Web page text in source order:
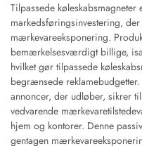
Tilpassede køleskabsmagneter
markedsføringsinvestering,
mærkevareeksponering.
bemærkelsesværdigt billige,
hvilket gør tilpassede
begrænsede
annoncer, der udløber, sikrer
vedvarende
hjem og kontorer. Denne
gentagen